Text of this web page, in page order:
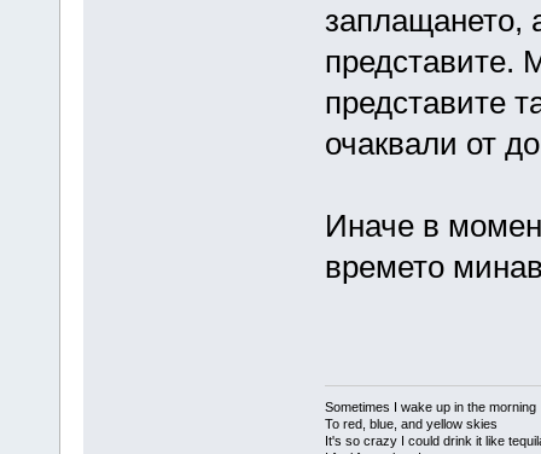
заплащането,
представите.
представите
очаквали от
Иначе в
времето
Sometimes I wake up in the morning
To red, blue, and yellow skies
It's so crazy I could drink it like